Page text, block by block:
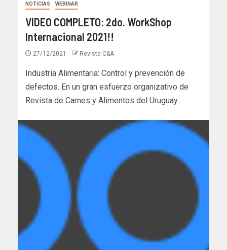
NOTICIAS WEBINAR
VIDEO COMPLETO: 2do. WorkShop
Internacional 2021!!
27/12/2021 Revista C&A
Industria Alimentaria: Control y prevención de
defectos. En un gran esfuerzo organizativo de
Revista de Carnes y Alimentos del Uruguay...